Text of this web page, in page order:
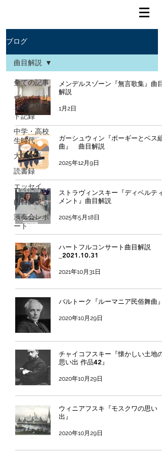
ブログ
全ての記事
ヴァイオリ
ンコンサー
ト記録
中学・高校
生時代
大学生活
読書録
エッセイ
曲目解説
演奏会レポ
ート
曲目解説
メンデルスゾーン『無言歌集』曲目
解説
1月2日
ガーシュウィン『ポーギーとベス組
曲』 曲目解説
2025年12月9日
ストラヴィンスキー『ディベルティ
メント』曲目解説
2025年5月18日
ハートフルコンサート曲目解説
_2021.10.31
2021年10月31日
バルトーク『ルーマニア民俗舞曲』
2020年10月29日
チャイコフスキー『懐かしい土地の
思い出 作品42』
2020年10月29日
ウィニアフスキ『モスクワの思い
出』
2020年10月29日